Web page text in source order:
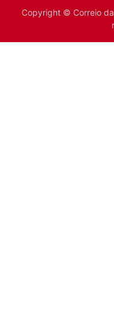
Copyright © Correio